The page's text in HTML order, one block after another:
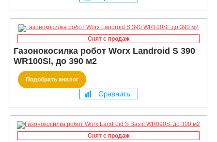
Снят с продаж
Газонокосилка робот Worx Landroid S 390
WR100SI, до 390 м2
Подобрать аналог
Сравнить
Снят с продаж